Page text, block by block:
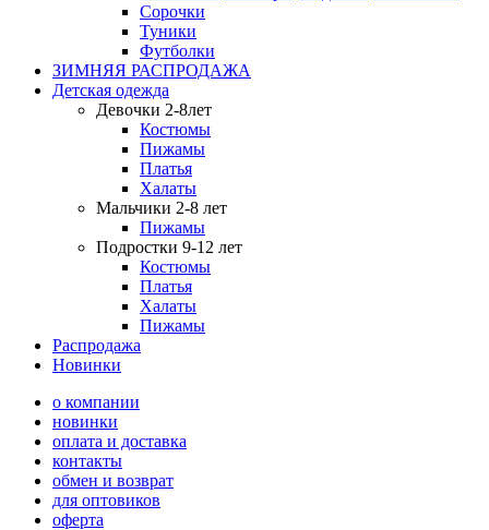
Сорочки
Туники
Футболки
ЗИМНЯЯ РАСПРОДАЖА
Детская одежда
Девочки 2-8лет
Костюмы
Пижамы
Платья
Халаты
Мальчики 2-8 лет
Пижамы
Подростки 9-12 лет
Костюмы
Платья
Халаты
Пижамы
Распродажа
Новинки
о компании
новинки
оплата и доставка
контакты
обмен и возврат
для оптовиков
оферта